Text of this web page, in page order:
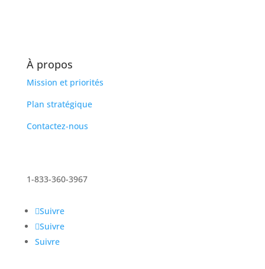
À propos
Mission et priorités
Plan stratégique
Contactez-nous
1-833-360-3967
Suivre
Suivre
Suivre